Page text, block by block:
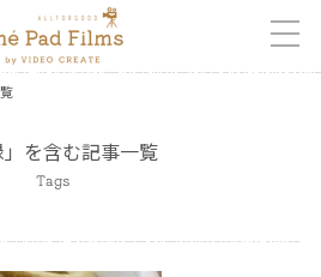
」を含む記事一覧
Tags